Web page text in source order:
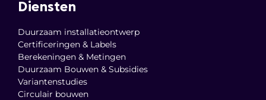
Diensten
Duurzaam installatieontwerp
Certificeringen & Labels
Berekeningen & Metingen
Duurzaam Bouwen & Subsidies
Variantenstudies
Circulair bouwen